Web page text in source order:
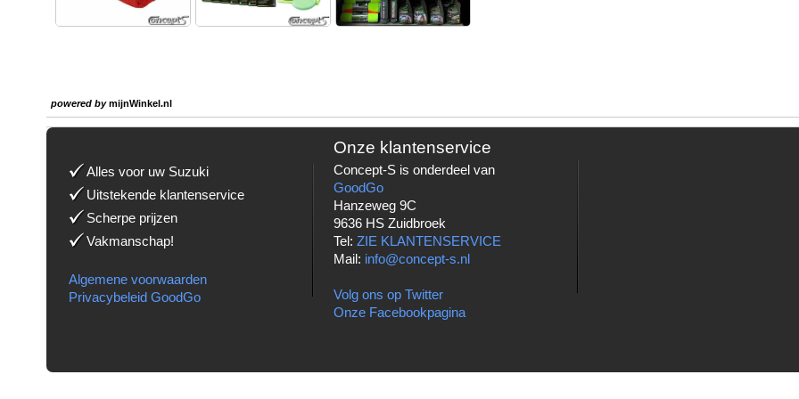
powered bymijnWinkel.nl
Alles voor uw Suzuki
Uitstekende klantenservice
Scherpe prijzen
Vakmanschap!
Algemene voorwaarden
Privacybeleid GoodGo
Onze klantenservice
Concept-S is onderdeel van
GoodGo
Hanzeweg 9C
9636 HS Zuidbroek
Tel:ZIE KLANTENSERVICE
Mail: info@concept-s.nl
Volg ons op Twitter
Onze Facebookpagina